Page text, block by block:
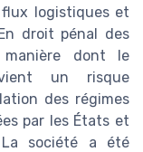
logistiques et
droit pénal des
dont le
un risque
des régimes
par les États et
La société a été